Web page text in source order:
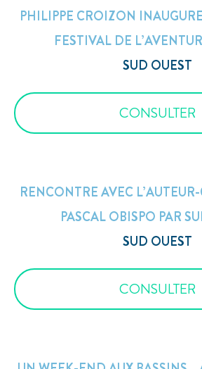
PHILIPPE CROIZON
FESTIVAL DE
SUD OUEST
CONSULTER
RENCONTRE AVEC
PASCAL OBISPO PAR
SUD OUEST
CONSULTER